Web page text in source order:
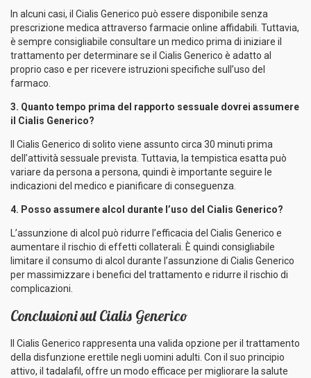
In alcuni casi, il Cialis Generico può essere disponibile senza
prescrizione medica attraverso farmacie online affidabili. Tuttavia,
è sempre consigliabile consultare un medico prima di iniziare il
trattamento per determinare se il Cialis Generico è adatto al
proprio caso e per ricevere istruzioni specifiche sull’uso del
farmaco.
3. Quanto tempo prima del rapporto sessuale dovrei assumere
il Cialis Generico?
Il Cialis Generico di solito viene assunto circa 30 minuti prima
dell’attività sessuale prevista. Tuttavia, la tempistica esatta può
variare da persona a persona, quindi è importante seguire le
indicazioni del medico e pianificare di conseguenza.
4. Posso assumere alcol durante l’uso del Cialis Generico?
L’assunzione di alcol può ridurre l’efficacia del Cialis Generico e
aumentare il rischio di effetti collaterali. È quindi consigliabile
limitare il consumo di alcol durante l’assunzione di Cialis Generico
per massimizzare i benefici del trattamento e ridurre il rischio di
complicazioni.
Conclusioni sul Cialis Generico
Il Cialis Generico rappresenta una valida opzione per il trattamento
della disfunzione erettile negli uomini adulti. Con il suo principio
attivo, il tadalafil, offre un modo efficace per migliorare la salute